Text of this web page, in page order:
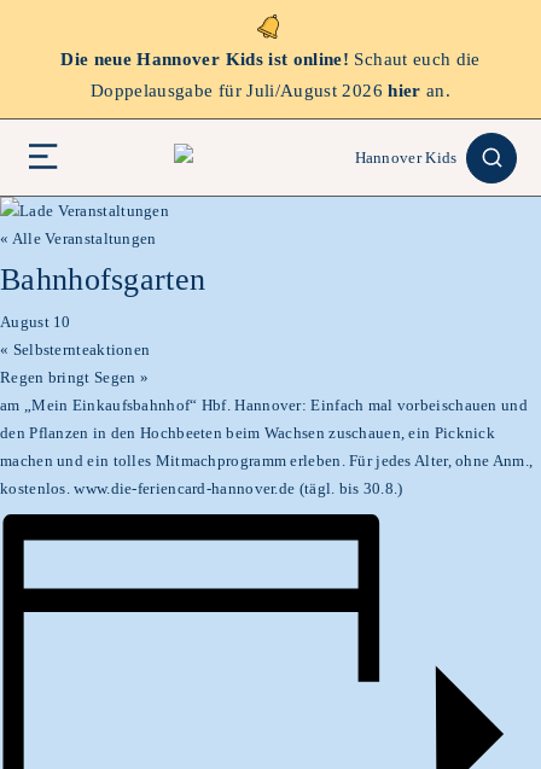
Die neue Hannover Kids ist online! Schaut euch die
Doppelausgabe für Juli/August 2026hier an.
« Alle Veranstaltungen
Bahnhofsgarten
August 10
« Selbsternteaktionen
Regen bringt Segen »
am „Mein Einkaufsbahnhof“ Hbf. Hannover: Einfach mal vorbeischauen und
den Pflanzen in den Hochbeeten beim Wachsen zuschauen, ein Picknick
machen und ein tolles Mitmachprogramm erleben. Für jedes Alter, ohne Anm.,
kostenlos. www.die-feriencard-hannover.de (tägl. bis 30.8.)